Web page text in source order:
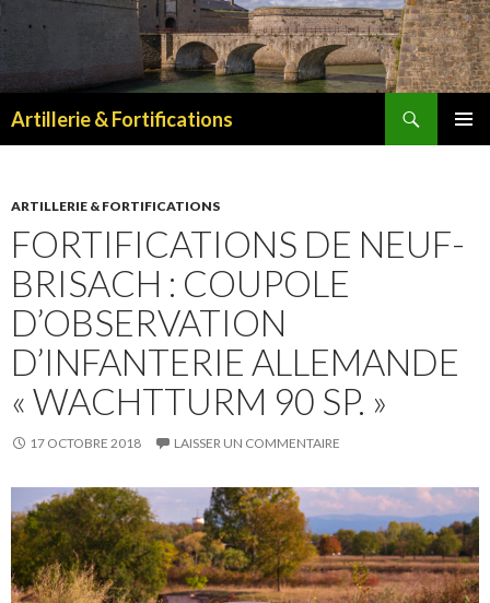
Artillerie & Fortifications
ARTILLERIE & FORTIFICATIONS
FORTIFICATIONS DE NEUF-
BRISACH : COUPOLE
D’OBSERVATION
D’INFANTERIE ALLEMANDE
« WACHTTURM 90 SP. »
17 OCTOBRE 2018 LAISSER UN COMMENTAIRE